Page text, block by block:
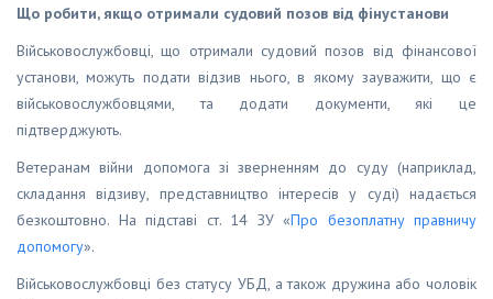
Що робити, якщо отримали судовий позов від фінустанови
Військовослужбовці, що отримали судовий позов від фінансової
установи, можуть подати відзив нього, в якому зауважити, що є
військовослужбовцями, та додати документи, які це
підтверджують.
Ветеранам війни допомога зі зверненням до суду (наприклад,
складання відзиву, представництво інтересів у суді) надається
безкоштовно. На підставі ст. 14 ЗУ «Про безоплатну правничу
допомогу».
Військовослужбовці без статусу УБД, а також дружина або чоловік